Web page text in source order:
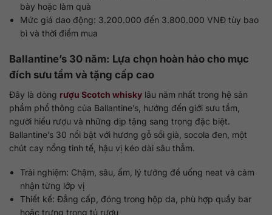
bày hoặc làm quà
Mức giá dao động: 3.200.000 đến 3.800.000 VNĐ tùy bao
bì và thời điểm mua
Ballantine’s 30 năm: Lựa chọn hoàn hảo cho mục
đích sưu tầm và tặng cấp cao
Đây là dòng rượu Scotch whisky lâu năm nhất trong hệ sản
phẩm phổ thông của Ballantine’s, hướng đến giới sưu tầm,
người hiểu rượu và những dịp tặng sang trọng đặc biệt.
Ballantine’s 30 nổi bật với hương gỗ sồi già, socola đen, một
chút cay nồng tinh tế, hậu vị kéo dài sâu thẳm.
Trải nghiệm: Chậm, sâu, ấm, lý tưởng để uống neat và cảm
nhận từng lớp vị
Thiết kế: Đẳng cấp, đóng trong hộp da, phù hợp quầy bar
hoặc trưng trong tủ rượu